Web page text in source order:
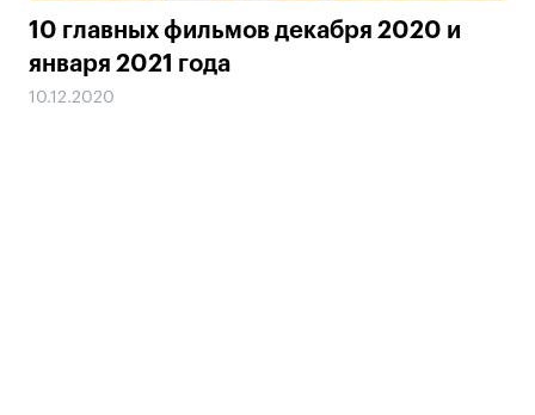
10 главных фильмов декабря 2020 и
января 2021 года
10.12.2020